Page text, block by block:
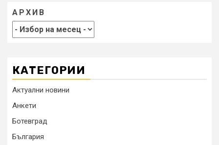
АРХИВ
КАТЕГОРИИ
Актуални новини
Анкети
Ботевград
България